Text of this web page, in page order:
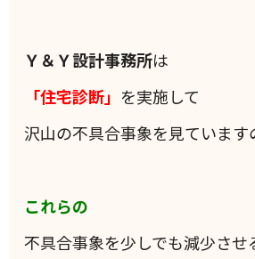
Ｙ＆Ｙ設計事務所は
「住宅診断」 を実施して
沢山の不具合事象を見ています
これらの
不具合事象を少しでも減少させ